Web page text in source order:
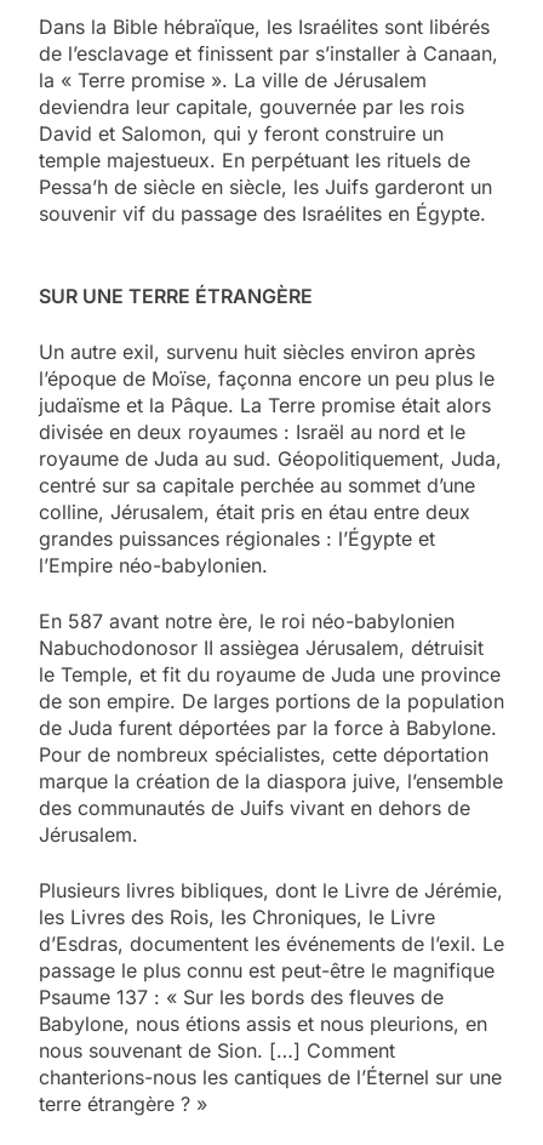
Dans la Bible hébraïque, les Israélites sont libérés
de l’esclavage et finissent par s’installer à Canaan,
la « Terre promise ». La ville de Jérusalem
deviendra leur capitale, gouvernée par les rois
David et Salomon, qui y feront construire un
temple majestueux. En perpétuant les rituels de
Pessa’h de siècle en siècle, les Juifs garderont un
souvenir vif du passage des Israélites en Égypte.
SUR UNE TERRE ÉTRANGÈRE
Un autre exil, survenu huit siècles environ après
l’époque de Moïse, façonna encore un peu plus le
judaïsme et la Pâque. La Terre promise était alors
divisée en deux royaumes : Israël au nord et le
royaume de Juda au sud. Géopolitiquement, Juda,
centré sur sa capitale perchée au sommet d’une
colline, Jérusalem, était pris en étau entre deux
grandes puissances régionales : l’Égypte et
l’Empire néo-babylonien.
En 587 avant notre ère, le roi néo-babylonien
Nabuchodonosor II assiègea Jérusalem, détruisit
le Temple, et fit du royaume de Juda une province
de son empire. De larges portions de la population
de Juda furent déportées par la force à Babylone.
Pour de nombreux spécialistes, cette déportation
marque la création de la diaspora juive, l’ensemble
des communautés de Juifs vivant en dehors de
Jérusalem.
Plusieurs livres bibliques, dont le Livre de Jérémie,
les Livres des Rois, les Chroniques, le Livre
d’Esdras, documentent les événements de l’exil. Le
passage le plus connu est peut-être le magnifique
Psaume 137 : « Sur les bords des fleuves de
Babylone, nous étions assis et nous pleurions, en
nous souvenant de Sion. […] Comment
chanterions-nous les cantiques de l’Éternel sur une
terre étrangère ? »